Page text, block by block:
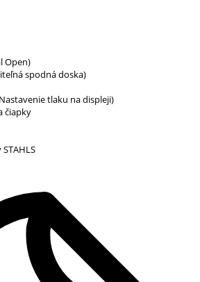
Open)
spodná doska)
tlaku na displeji)
čiapky